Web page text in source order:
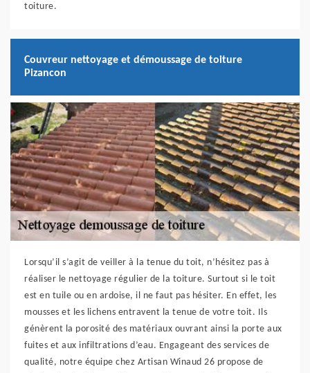
toiture.
Couvreur nettoyage et démoussage de toiture
Pizancon
Lorsqu’il s’agit de veiller à la tenue du toit, n’hésitez pas à
réaliser le nettoyage régulier de la toiture. Surtout si le toit
est en tuile ou en ardoise, il ne faut pas hésiter. En effet, les
mousses et les lichens entravent la tenue de votre toit. Ils
génèrent la porosité des matériaux ouvrant ainsi la porte aux
fuites et aux infiltrations d’eau. Engageant des services de
qualité, notre équipe chez Artisan Winaud 26 propose de